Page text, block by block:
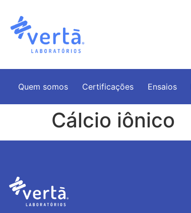
Quem somos Certificações Ensaios
Cálcio iônico